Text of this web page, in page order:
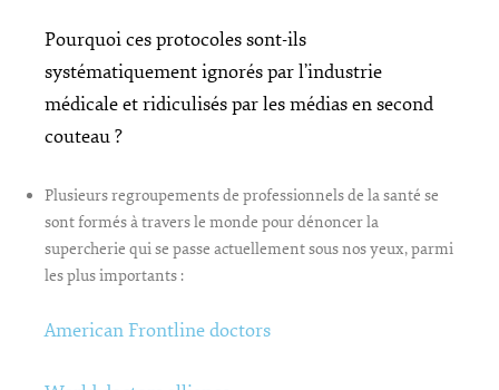
Pourquoi ces protocoles sont-ils
systématiquement ignorés par l’industrie
médicale et ridiculisés par les médias en second
couteau ?
Plusieurs regroupements de professionnels de la santé se
sont formés à travers le monde pour dénoncer la
supercherie qui se passe actuellement sous nos yeux, parmi
les plus importants :
American Frontline doctors